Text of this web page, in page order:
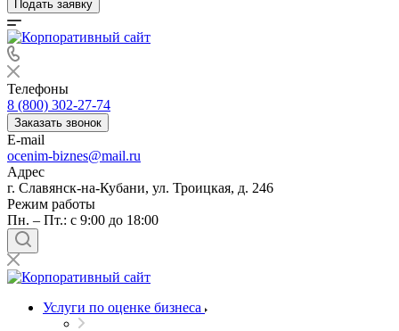
Подать заявку
Телефоны
8 (800) 302-27-74
Заказать звонок
E-mail
ocenim-biznes@mail.ru
Адрес
г. Славянск-на-Кубани, ул. Троицкая, д. 246
Режим работы
Пн. – Пт.: с 9:00 до 18:00
Услуги по оценке бизнеса